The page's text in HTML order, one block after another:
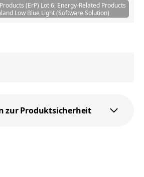
(ErP) Lot 6, Energy-Related Products
Low Blue Light (Software Solution)
zur Produktsicherheit